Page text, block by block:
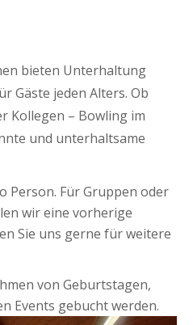
bieten Unterhaltung
Gäste jeden Alters. Ob
Kollegen – Bowling im
und unterhaltsame
Person. Für Gruppen oder
wir eine vorherige
Sie uns gerne für weitere
von Geburtstagen,
Events gebucht werden.